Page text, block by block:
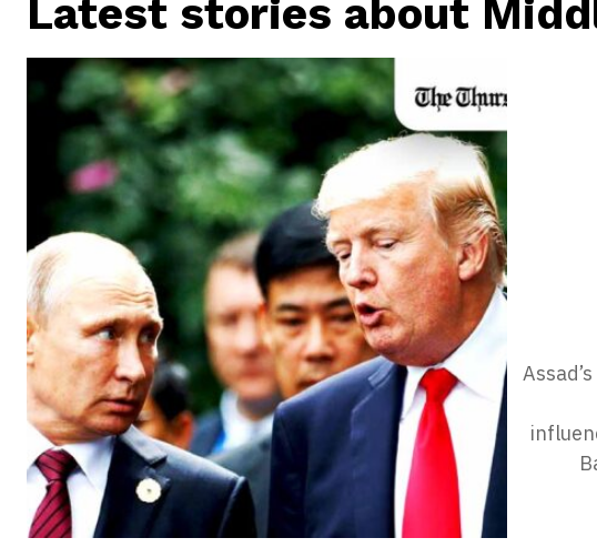
Latest stories about